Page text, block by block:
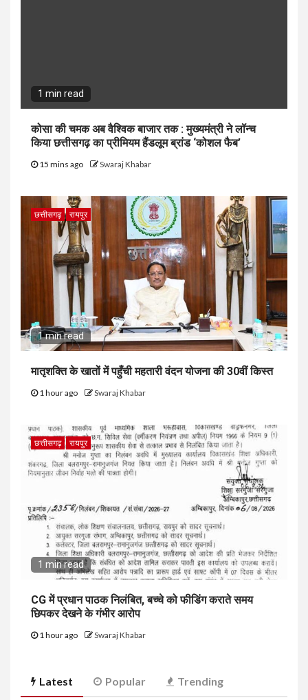
1 min read
कोसा की चमक अब वैश्विक बाजार तक : मुख्यमंत्री ने लॉन्च
किया छत्तीसगढ़ का प्रीमियम हैंडलूम ब्रांड ‘कोशल फैब’
15 mins ago Swaraj Khabar
छत्तीसगढ़ रायपुर
1 min read
मातृशक्ति के खातों में पहुँची महतारी वंदन योजना की 30वीं किस्त
1 hour ago Swaraj Khabar
छत्तीसगढ़ रायपुर
1 min read
CG में प्रधान पाठक निलंबित, बच्चे को फीडिंग कराते समय
छिपकर देखने के गंभीर आरोप
1 hour ago Swaraj Khabar
Latest Popular Trending